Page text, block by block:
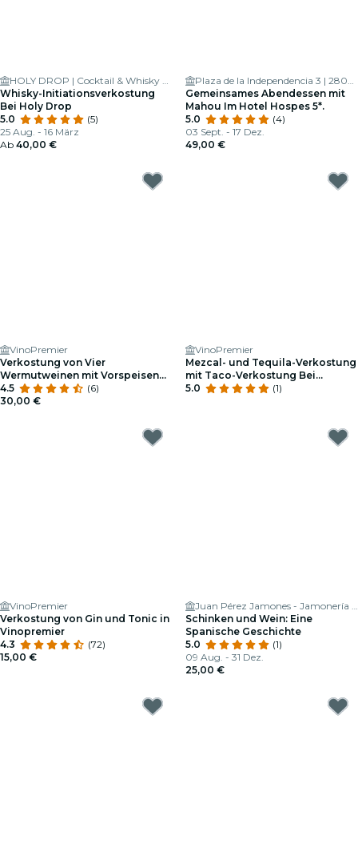
HOLY DROP | Cocktail & Whisky Bar
Whisky-Initiationsverkostung
Bei Holy Drop
5.0
(5)
25 Aug. - 16 März
Ab 40,00 €
Plaza de la Independencia 3 | 28001 - Madrid
Gemeinsames Abendessen mit
Mahou Im Hotel Hospes 5*.
5.0
(4)
03 Sept. - 17 Dez.
49,00 €
VinoPremier
Verkostung von Vier
Wermutweinen mit Vorspeisen
Im VinoPremier
4.5
(6)
30,00 €
VinoPremier
Mezcal- und Tequila-Verkostung
mit Taco-Verkostung Bei
VinoPremier
5.0 (1)
VinoPremier
Verkostung von Gin und Tonic in
Vinopremier
4.3
(72)
15,00 €
Juan Pérez Jamones - Jamonería Madrid
Schinken und Wein: Eine
Spanische Geschichte
5.0
(1)
09 Aug. - 31 Dez.
25,00 €